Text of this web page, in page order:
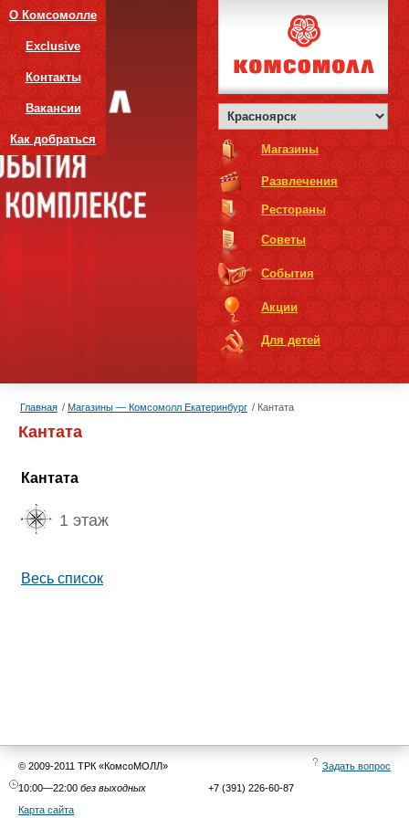
О Комсомолле
Exclusive
Контакты
Вакансии
Как добраться
Магазины
Развлечения
Рестораны
Советы
События
Акции
Для детей
Главная Магазины — Комсомолл Екатеринбург Кантата
Кантата
Кантата
1 этаж
Весь список
© 2009-2011 ТРК «КомсоМОЛЛ»
Задать вопрос
10:00—22:00 без выходных
+7 (391) 226-60-87
Карта сайта